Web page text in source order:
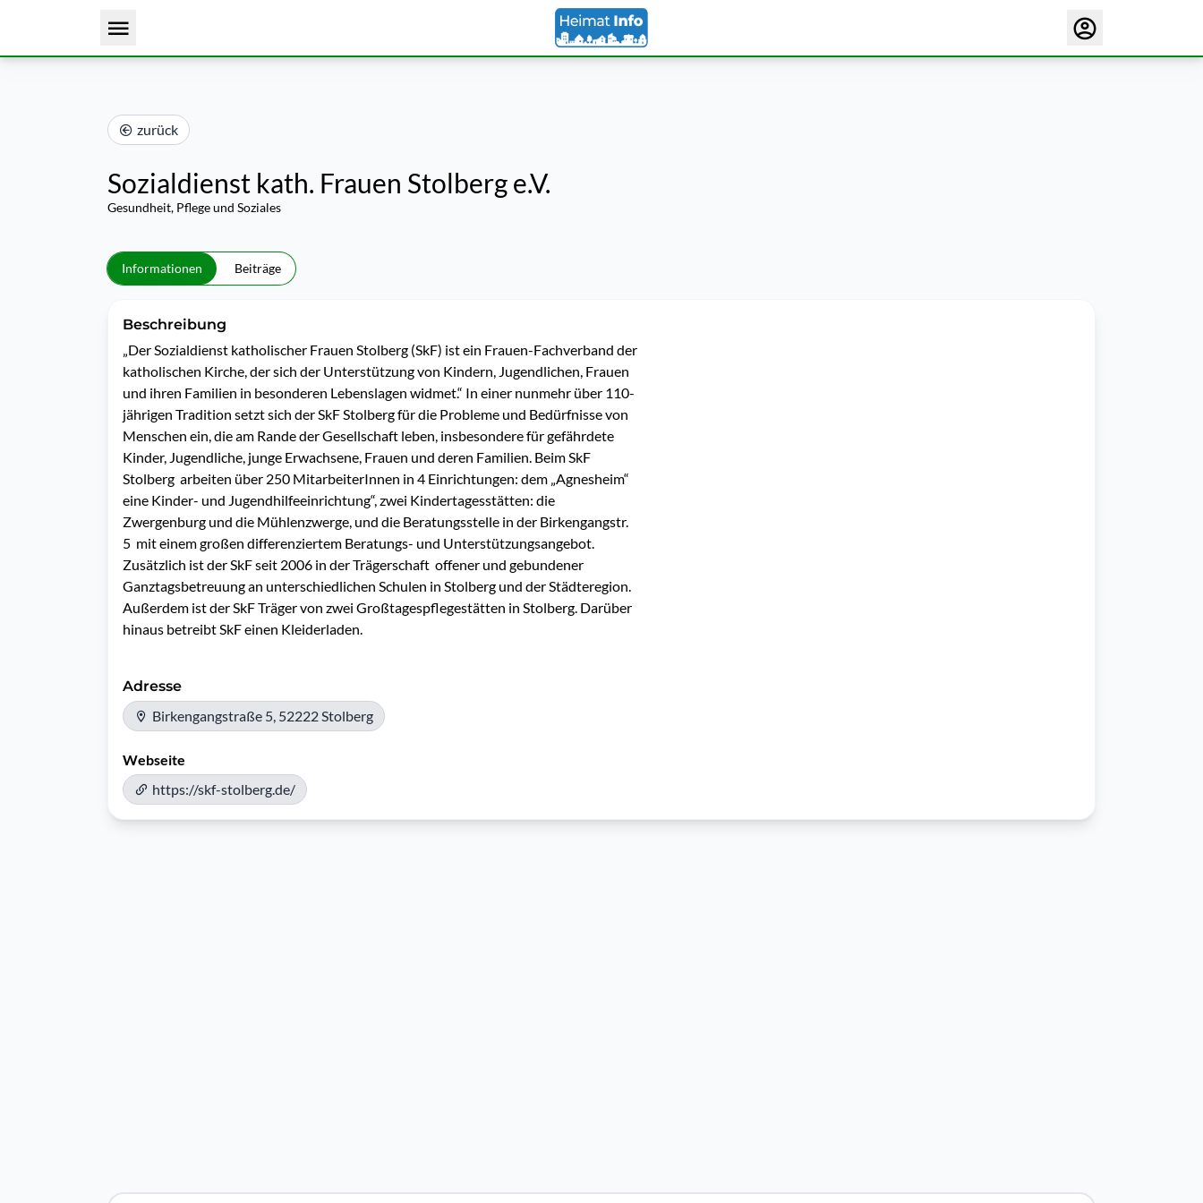
zurück
Sozialdienst kath. Frauen Stolberg e.V.
Gesundheit, Pflege und Soziales
Informationen Beiträge
Beschreibung
„Der Sozialdienst katholischer Frauen Stolberg (SkF) ist ein Frauen-Fachverband der
katholischen Kirche, der sich der Unterstützung von Kindern, Jugendlichen, Frauen
und ihren Familien in besonderen Lebenslagen widmet.“ In einer nunmehr über 110-
jährigen Tradition setzt sich der SkF Stolberg für die Probleme und Bedürfnisse von
Menschen ein, die am Rande der Gesellschaft leben, insbesondere für gefährdete
Kinder, Jugendliche, junge Erwachsene, Frauen und deren Familien. Beim SkF
Stolberg  arbeiten über 250 MitarbeiterInnen in 4 Einrichtungen: dem „Agnesheim“
eine Kinder- und Jugendhilfeeinrichtung“, zwei Kindertagesstätten: die
Zwergenburg und die Mühlenzwerge, und die Beratungsstelle in der Birkengangstr.
5  mit einem großen differenziertem Beratungs- und Unterstützungsangebot.
Zusätzlich ist der SkF seit 2006 in der Trägerschaft  offener und gebundener
Ganztagsbetreuung an unterschiedlichen Schulen in Stolberg und der Städteregion.
Außerdem ist der SkF Träger von zwei Großtagespflegestätten in Stolberg. Darüber
hinaus betreibt SkF einen Kleiderladen.
Adresse
Birkengangstraße 5, 52222 Stolberg
Webseite
https://skf-stolberg.de/